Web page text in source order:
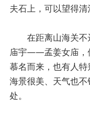
夫石上，可以望得清
在距离山海关不
庙宇——孟姜女庙，
慕名而来，也有人特
海景很美、天气也
处。